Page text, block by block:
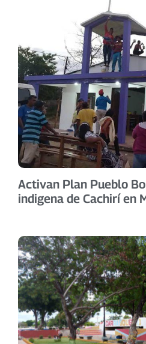
Activan Plan Pueblo
indigena de Cachirí en